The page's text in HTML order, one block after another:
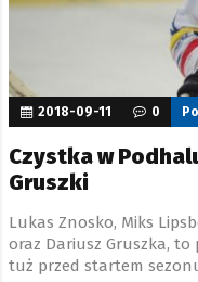
Czystka w
Gruszki
Lukas Znosko, Miks
oraz Dariusz Gruszka,
tuż przed startem
2018-09-11 0